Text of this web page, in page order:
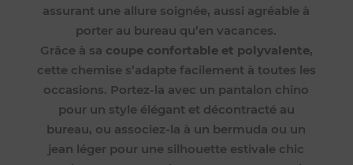
assurant une allure soignée, aussi agréable à
porter au bureau qu’en vacances.
Grâce à sa coupe confortable et polyvalente,
cette chemise s’adapte facilement à toutes les
occasions. Portez-la avec un pantalon chino
pour un style élégant et décontracté au
bureau, ou associez-la à un bermuda ou un
jean léger pour une silhouette estivale chic